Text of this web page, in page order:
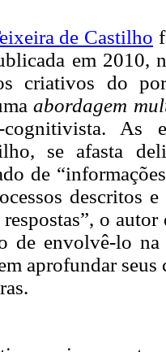
de Castilho
em 2010,
criativos do
abordagem
cognitivista. As
se afasta
de
descritos
o
de envolvê-lo na
aprofundar